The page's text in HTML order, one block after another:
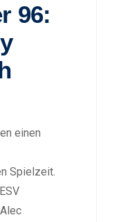
96:
einen
Spielzeit.